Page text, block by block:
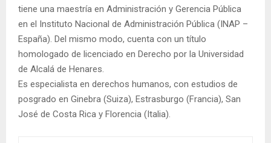
tiene una maestría en Administración y Gerencia Pública
en el Instituto Nacional de Administración Pública (INAP –
España). Del mismo modo, cuenta con un título
homologado de licenciado en Derecho por la Universidad
de Alcalá de Henares.
Es especialista en derechos humanos, con estudios de
posgrado en Ginebra (Suiza), Estrasburgo (Francia), San
José de Costa Rica y Florencia (Italia).